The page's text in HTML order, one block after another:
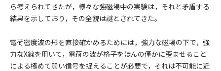
ら考えられてきたが，様々な強磁場中の実験は，それと矛盾する
結果を示しており，その全貌は謎とされてきた。
電荷密度波の形を直接確かめるためには，強力な磁場の下で，強
力なX線を用いて，電荷の波が格子をほんの僅かに歪ませること
による極めて弱い信号を捉えることが必要で，それは不可能に近